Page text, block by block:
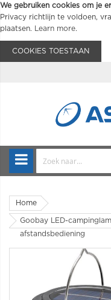
We gebruiken cookies om je
Privacy richtlijn te voldoen,
plaatsen.
Learn more.
COOKIES TOESTAAN
Home
Goobay LED-
afstandsbediening